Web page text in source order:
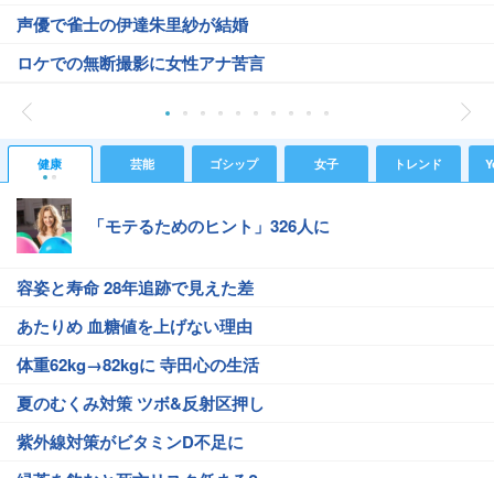
声優で雀士の伊達朱里紗が結婚
ロケでの無断撮影に女性アナ苦言
健康 芸能 ゴシップ 女子 トレンド
「モテるためのヒント」326人に
容姿と寿命 28年追跡で見えた差
あたりめ 血糖値を上げない理由
体重62kg→82kgに 寺田心の生活
夏のむくみ対策 ツボ&反射区押し
紫外線対策がビタミンD不足に